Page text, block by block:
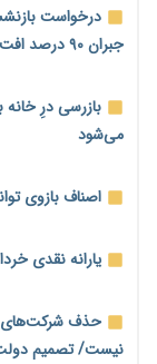
رئیس سازمان
مالیات هستند
کاهش می‌یابد
اختیارات
پایان شهریور ابلاغ شد
درخواست
جبران ۹۰ درصد افت ضریب زمان برقراری
بازرسی درِ
می‌شود
اصناف بازوی
یارانه نقدی خرداد ۱۴۰۵ دهک‌های چهارم تا نهم
حذف شرکت‌های
نیست/ تصمیم